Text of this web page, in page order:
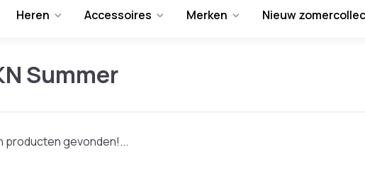
Heren Accessoires Merken Nieuw
Summer
producten gevonden!...